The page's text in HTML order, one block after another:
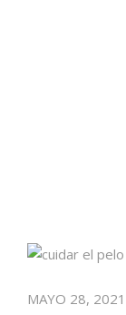
PROMOCIONES
MAYO 28, 2021